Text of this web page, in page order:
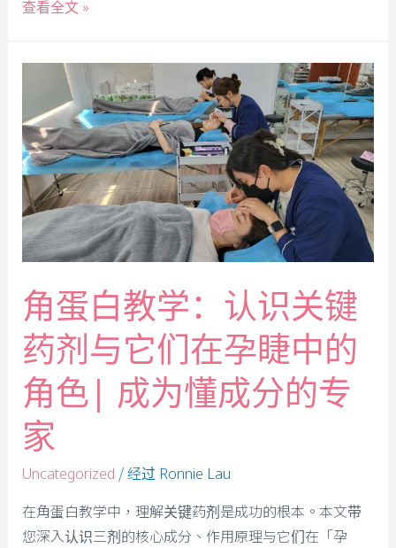
查看全文 »
角蛋白教学：认识关键
药剂与它们在孕睫中的
角色| 成为懂成分的专
家
Uncategorized / 经过 Ronnie Lau
在角蛋白教学中，理解关键药剂是成功的根本。本文带
您深入认识三剂的核心成分、作用原理与它们在「孕